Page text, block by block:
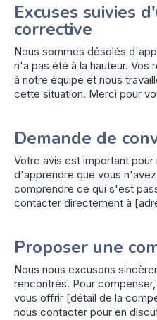
Excuses suivies
corrective
Nous sommes désolés
n'a pas été à la hauteur. Vos
à notre équipe et nous
cette situation. Merci pour
Demande de
Votre avis est important
d'apprendre que vous
comprendre ce qui s'est
contacter directement à
Proposer une
Nous nous excusons
rencontrés. Pour
vous offrir [détail de la
nous contacter pour en